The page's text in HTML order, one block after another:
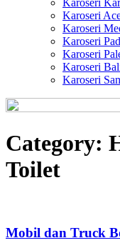
Karoseri
Karoseri
Karoseri
Karoseri
Karoseri
Karoseri
Karoseri
Category:
Toilet
Mobil dan Truck